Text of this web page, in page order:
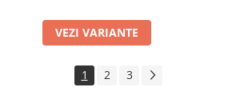
VEZI VARIANTE
1 2 3